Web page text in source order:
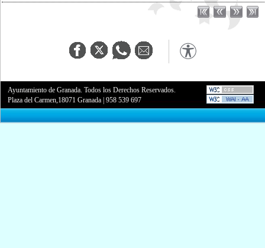
Ayuntamiento de Granada. Todos los Derechos Reservados.
Plaza del Carmen,18071 Granada |958 539 697